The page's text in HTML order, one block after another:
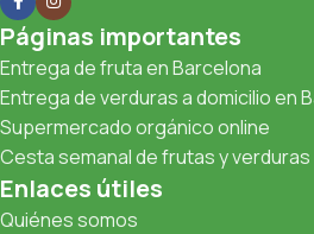
Páginas importantes
Entrega de fruta en Barcelona
Entrega de verduras a domicilio en
Supermercado orgánico online
Cesta semanal de frutas y verduras
Enlaces útiles
Quiénes somos